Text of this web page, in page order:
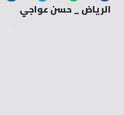
الرياض _ حسن عواجي